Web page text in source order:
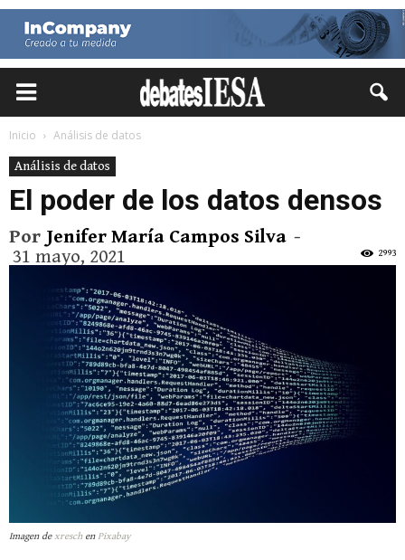
Inicio
Análisis de datos
Análisis de datos
El poder de los datos densos
Por Jenifer María Campos Silva -
31 mayo, 2021
2993
Imagen dexresch enPixabay